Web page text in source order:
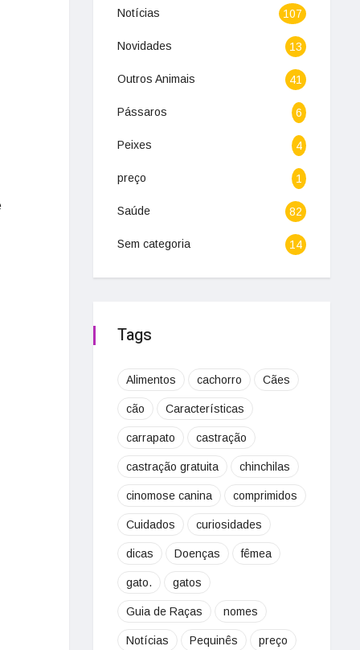
Notícias 107
Novidades 13
Outros Animais 41
Pássaros 6
Peixes 4
preço 1
Saúde 82
Sem categoria 14
Tags
Alimentos cachorro Cães
cão Características
carrapato castração
castração gratuita chinchilas
cinomose canina comprimidos
Cuidados curiosidades
dicas Doenças fêmea
gato. gatos
Guia de Raças nomes
Notícias Pequinês preço